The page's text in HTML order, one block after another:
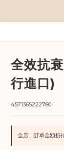
全效抗
行進口)
4571365222780
全店，訂單金額折